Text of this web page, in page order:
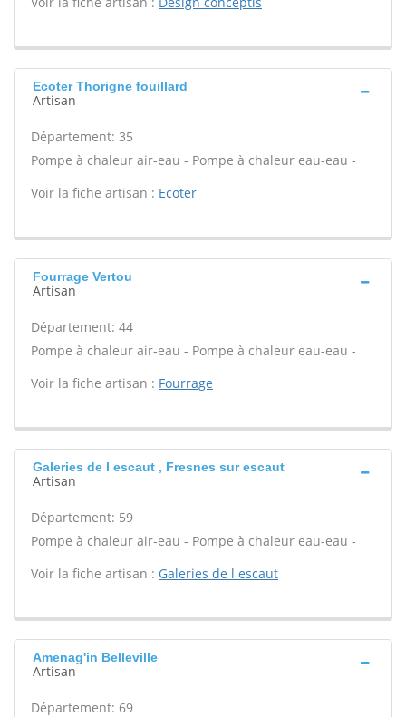
Ecoter Thorigne fouillard
Artisan
Département: 35
Pompe à chaleur air-eau - Pompe à chaleur eau-eau -
Voir la fiche artisan : Ecoter
Fourrage Vertou
Artisan
Département: 44
Pompe à chaleur air-eau - Pompe à chaleur eau-eau -
Voir la fiche artisan : Fourrage
Galeries de l escaut , Fresnes sur escaut
Artisan
Département: 59
Pompe à chaleur air-eau - Pompe à chaleur eau-eau -
Voir la fiche artisan : Galeries de l escaut
Amenag'in Belleville
Artisan
Département: 69